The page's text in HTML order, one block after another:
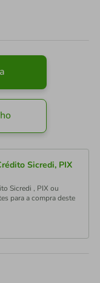
Sicredi, PIX
Sicredi , PIX ou
para a compra deste